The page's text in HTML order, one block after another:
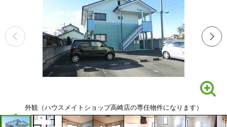
外観（ハウスメイトショップ高崎店の専任物件になります）